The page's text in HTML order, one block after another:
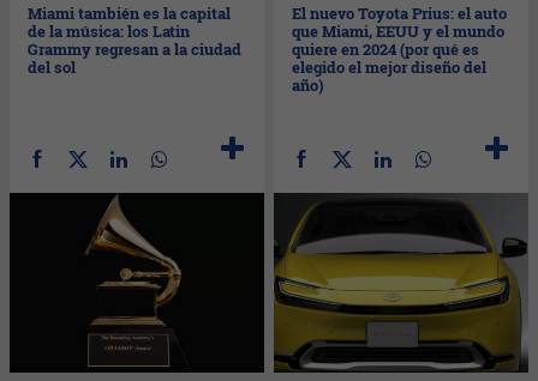
Miami también es la capital
de la música: los Latin
Grammy regresan a la ciudad
del sol
El nuevo Toyota Prius: el auto
que Miami, EEUU y el mundo
quiere en 2024 (por qué es
elegido el mejor diseño del
año)